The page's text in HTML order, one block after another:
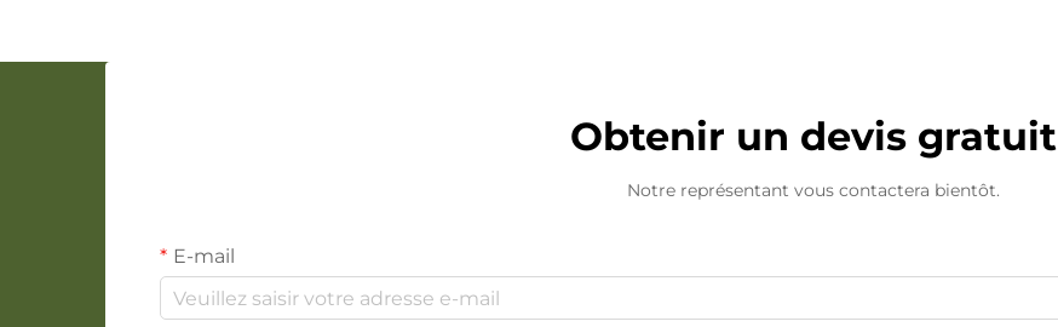
Obtenir un devis gratuit
Notre représentant vous contactera bientôt.
E-mail